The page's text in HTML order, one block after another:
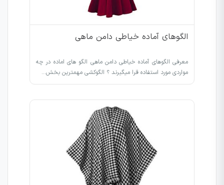
الگوهای آماده خیاطی دامن ماهی
معرفی الگوهای آماده خیاطی دامن ماهی الگو های اماده در چه
مواردی مورد استفاده قرا میگیرند ؟ الگوکشی مهمترین بخش…